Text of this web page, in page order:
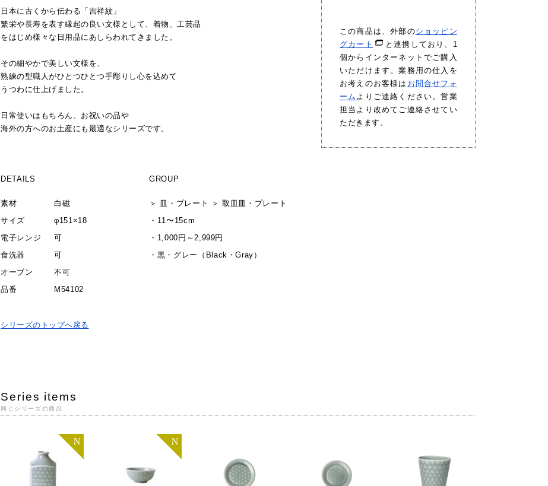
日本に古くから伝わる「吉祥紋」
繁栄や長寿を表す縁起の良い文様として、着物、工芸品
をはじめ様々な日用品にあしらわれてきました。
その細やかで美しい文様を、
熟練の型職人がひとつひとつ手彫りし心を込めて
うつわに仕上げました。
日常使いはもちろん、お祝いの品や
海外の方へのお土産にも最適なシリーズです。
DETAILS
素材
白磁
サイズ
φ151×18
電子レンジ
可
食洗器
可
オーブン
不可
品番
M54102
GROUP
＞ 皿・プレート ＞取皿 皿・プレート
・ 11〜15cm
・ 1,000円～2,999円
・ 黒・グレー（Black・Gray）
この商品は、外部のショッピン
グカート
と連携しており、1
個からインターネットでご購入
いただけます。業務用の仕入を
お考えのお客様は お問合せフォ
ーム よりご連絡ください。営業
担当より改めてご連絡させてい
ただきます。
シリーズのトップへ戻る
Series items
同じシリーズの商品